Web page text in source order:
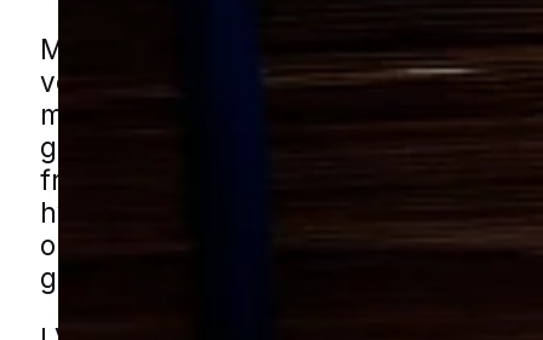
Muldvarpe kan på kort tid ændre en
velplejet græsplæne til et ujævnt
mange skud. I områder med private
grønne fællesarealer kan det være
frustrerende når plænen bruges
hverdagen. Effektiv bekæmpelse
om at fjerne de aktive dyr og
gener fra undergrunden.